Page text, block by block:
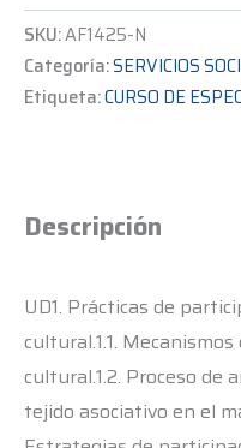
SKU:AF1425-N
Categoría:SERVICIOS
Etiqueta:CURSO DE
Descripción
UD1. Prácticas de
cultural.1.1.
cultural.1.2. Proceso de
tejido asociativo en el